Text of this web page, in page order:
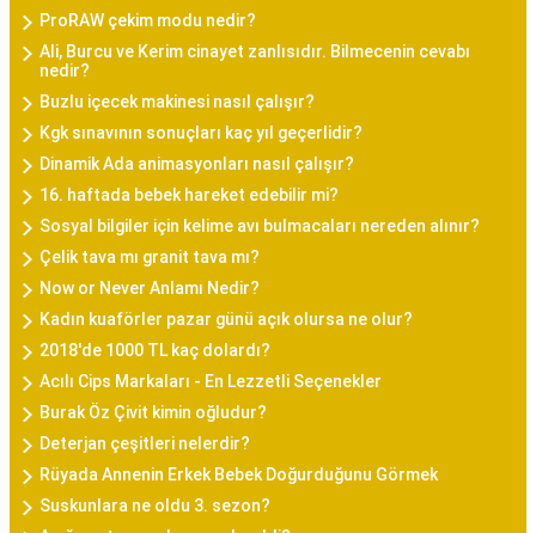
ProRAW çekim modu nedir?
Ali, Burcu ve Kerim cinayet zanlısıdır. Bilmecenin cevabı
nedir?
Buzlu içecek makinesi nasıl çalışır?
Kgk sınavının sonuçları kaç yıl geçerlidir?
Dinamik Ada animasyonları nasıl çalışır?
16. haftada bebek hareket edebilir mi?
Sosyal bilgiler için kelime avı bulmacaları nereden alınır?
Çelik tava mı granit tava mı?
Now or Never Anlamı Nedir?
Kadın kuaförler pazar günü açık olursa ne olur?
2018'de 1000 TL kaç dolardı?
Acılı Cips Markaları - En Lezzetli Seçenekler
Burak Öz Çivit kimin oğludur?
Deterjan çeşitleri nelerdir?
Rüyada Annenin Erkek Bebek Doğurduğunu Görmek
Suskunlara ne oldu 3. sezon?